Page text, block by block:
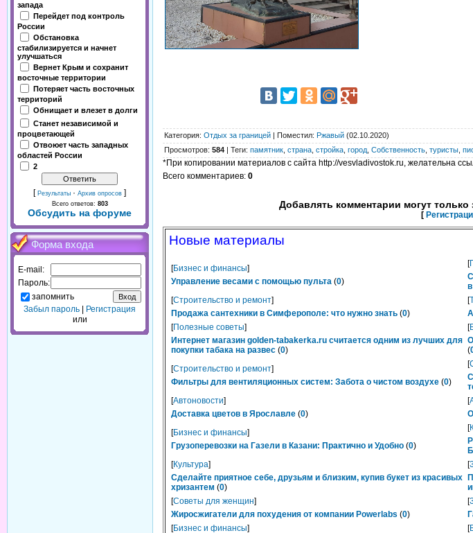
запада
Перейдет под контроль
России
Обстановка
стабилизируется и начнет
улучшаться
Вернет Крым и сохранит
восточные территории
Потеряет часть восточных
территорий
Обнищает и влезет в долги
Станет независимой и
процветающей
Отвоюет часть западных
областей России
2
[ Результаты · Архив опросов ]
Всего ответов: 803
Обсудить на форуме
Форма входа
E-mail:
Пароль:
запомнить
Забыл пароль
Регистрация
или
Категория: Отдых за границей | Поместил: Ржавый (02.10.2020)
Просмотров: 584 | Теги: памятник страна стройка город Собственность туристы
*При копировании материалов с сайта http://vesvladivostok.ru, желательна
Всего комментариев: 0
Добавлять комментарии могут
[
Новые материалы
[Бизнес и финансы]
Управление весами с помощью пульта (0)
[
[Строительство и ремонт]
Продажа сантехники в Симферополе: что нужно знать (0)
[
[Полезные советы]
Интернет магазин golden-tabakerka.ru считается одним из лучших для
покупки табака на развес (0)
[
(
[Строительство и ремонт]
Фильтры для вентиляционных систем: Забота о чистом воздухе (0)
[
[Автоновости]
Доставка цветов в Ярославле (0)
[
[Бизнес и финансы]
Грузоперевозки на Газели в Казани: Практично и Удобно (0)
[
[Культура]
Сделайте приятное себе, друзьям и близким, купив букет из красивых
хризантем (0)
[
[Советы для женщин]
Жиросжигатели для похудения от компании Powerlabs (0)
[
[Бизнес и финансы]
[